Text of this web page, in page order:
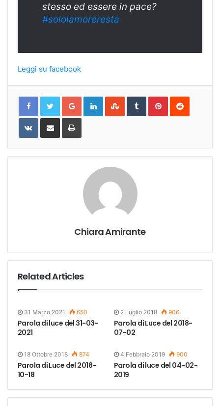
stesso ed essere in pace?
#sololamoreresta
Leggi su facebook
Google+LinkedInStumbleUpon
TumblrPinterestReddit
VKontakteShare
Email
Print
Chiara Amirante
Related Articles
31 Marzo 2021 650
Parola di luce del 31-03-
2021
2 Luglio 2018 906
Parola di Luce del 2018-
07-02
18 Ottobre 2018 874
Parola di Luce del 2018-
10-18
4 Febbraio 2019 900
Parola di luce del 04-02-
2019